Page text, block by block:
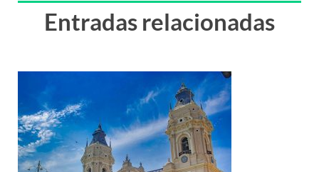
Entradas relacionadas